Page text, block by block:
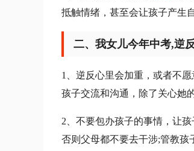
抵触情绪，甚至会让孩子产生
二、我女儿今年中考,逆
1、逆反心里会加重，或者不
孩子交流和沟通，除了关心她
2、不要包办孩子的事情，让
否则父母都不要去干涉;管教孩